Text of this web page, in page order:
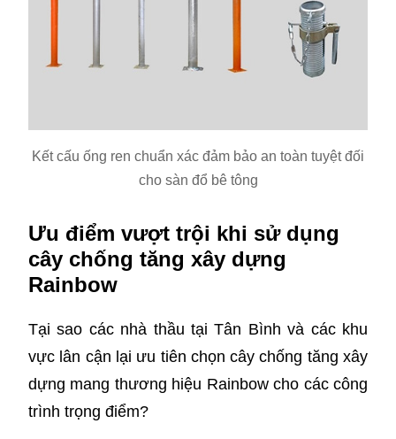
Kết cấu ống ren chuẩn xác đảm bảo an toàn tuyệt đối
cho sàn đổ bê tông
Ưu điểm vượt trội khi sử dụng
cây chống tăng xây dựng
Rainbow
Tại sao các nhà thầu tại Tân Bình và các khu
vực lân cận lại ưu tiên chọn cây chống tăng xây
dựng mang thương hiệu Rainbow cho các công
trình trọng điểm?